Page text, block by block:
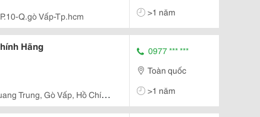
Q.gò Vấp-Tp.hcm
>1 năm
Hãng
Trung, Gò Vấp, Hồ Chí
0977 *** ***
Toàn quốc
>1 năm